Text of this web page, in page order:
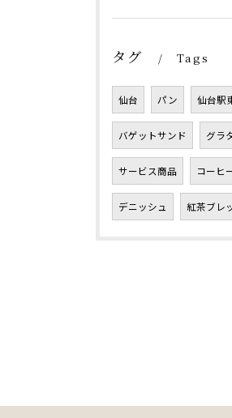
タグ Tags
仙台 パン 仙台駅
バゲットサンド グラ
サービス商品 コーヒ
デニッシュ 紅茶ブレ